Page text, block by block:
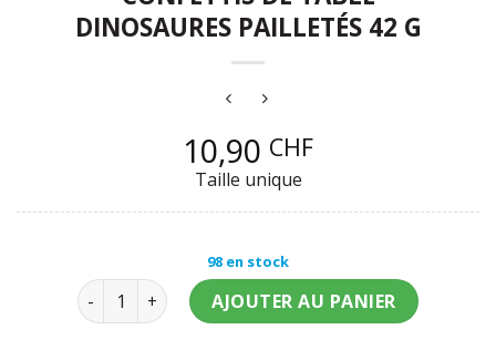
DINOSAURES PAILLETÉS 42 G
10,90 CHF
Taille unique
98 en stock
quantité de Confettis de table dinosaures pailletés
AJOUTER AU PANIER